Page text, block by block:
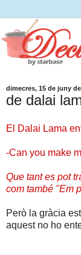
dimecres, 15 de juny
de dalai
El Dalai Lama
-Can you make
Que tant es pot
com també "Em
Però la gràcia
aquest no ho